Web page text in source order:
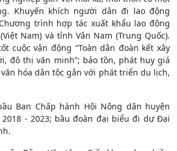
Khuyến khích người dân đi lao động
trình hợp tác xuất khẩu lao động
Nam) và tỉnh Vân Nam (Trung Quốc).
cuộc vận động “Toàn dân đoàn kết xây
đô thị văn minh”; bảo tồn, phát huy giá
hóa dân tộc gắn với phát triển du lịch,
Ban Chấp hành Hội Nông dân huyện
- 2023; bầu đoàn đại biểu đi dự Đại